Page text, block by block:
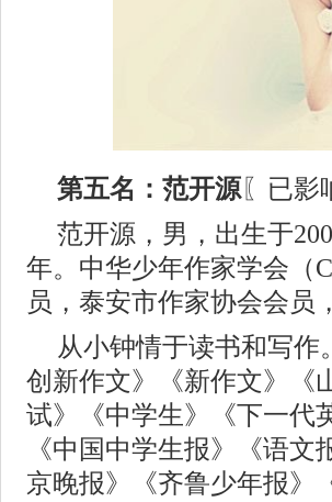
第五名：范开源〖已影
范开源，男，出生于
年。中华少年作家学会（
员，泰安市作家协会会员
从小钟情于读书和写作
创新作文》《新作文》《
试》《中学生》《下一代
《中国中学生报》《语
京晚报》《齐鲁少年报》